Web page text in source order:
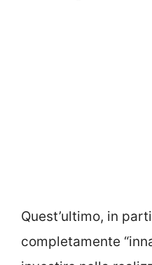
Quest’ultimo, in
completamente